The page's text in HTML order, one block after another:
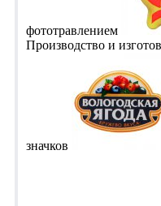
фототравлением
Производство и
значков